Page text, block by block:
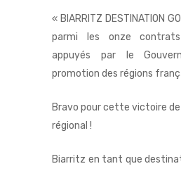
« BIARRITZ DESTINATION
parmi les onze
appuyés par le
promotion des régions
Bravo pour cette victoire
régional !
Biarritz en tant que